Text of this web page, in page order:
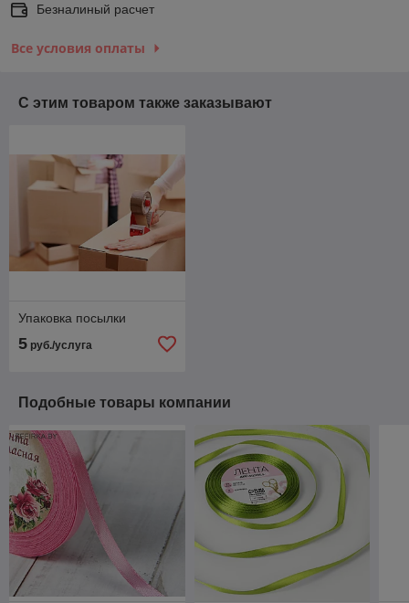
Безналиный расчет
Все условия оплаты
С этим товаром также заказывают
Упаковка посылки
5 руб./услуга
Подобные товары компании